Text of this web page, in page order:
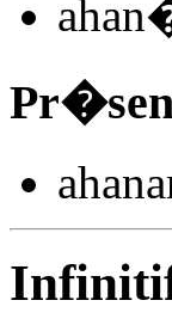
ahan
ahan